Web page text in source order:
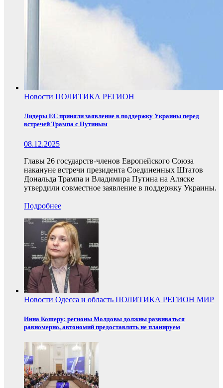
Новости ПОЛИТИКА РЕГИОН
Лидеры ЕС приняли заявление в поддержку Украины перед
встречей Трампа с Путиным
08.12.2025
Главы 26 государств-членов Европейского Союза
накануне встречи президента Соединенных Штатов
Дональда Трампа и Владимира Путина на Аляске
утвердили совместное заявление в поддержку Украины.
Подробнее
Новости Одесса и область ПОЛИТИКА РЕГИОН МИР
Инна Кошеру: регионы Молдовы должны развиваться
равномерно, автономий предоставлять не планируем